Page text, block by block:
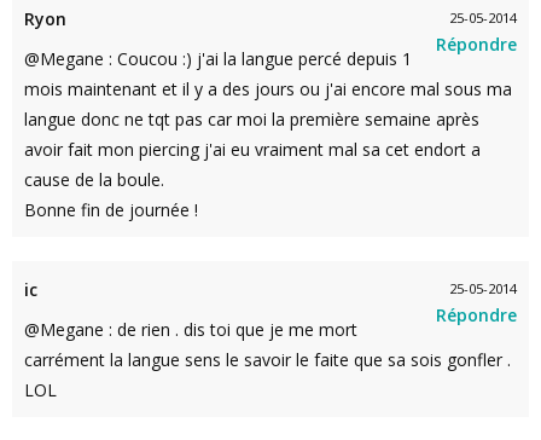
25-05-2014
Répondre
Ryon
@Megane : Coucou :) j'ai la langue percé depuis 1
mois maintenant et il y a des jours ou j'ai encore mal sous ma
langue donc ne tqt pas car moi la première semaine après
avoir fait mon piercing j'ai eu vraiment mal sa cet endort a
cause de la boule.
Bonne fin de journée !
25-05-2014
Répondre
ic
@Megane : de rien . dis toi que je me mort
carrément la langue sens le savoir le faite que sa sois gonfler .
LOL